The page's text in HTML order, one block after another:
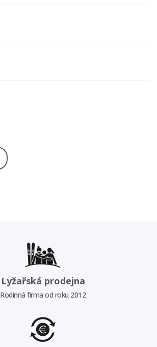
Lyžařská prodejna
Rodinná firma od roku 2012